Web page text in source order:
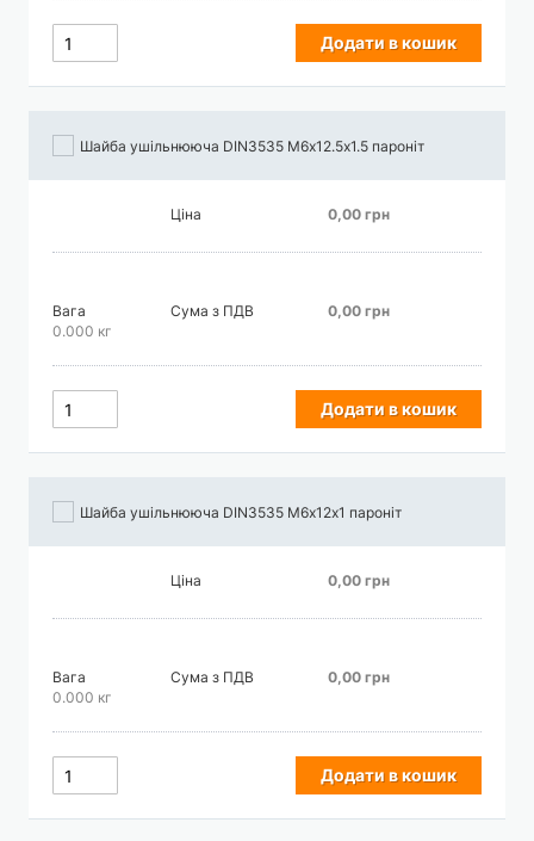
Додати в кошик
Шайба ушільнююча DIN3535 М6х12.5х1.5 пароніт
Ціна 0,00 грн
Вага
0.000 кг
Сума з ПДВ 0,00 грн
Додати в кошик
Шайба ушільнююча DIN3535 М6х12х1 пароніт
Ціна 0,00 грн
Вага
0.000 кг
Сума з ПДВ 0,00 грн
Додати в кошик